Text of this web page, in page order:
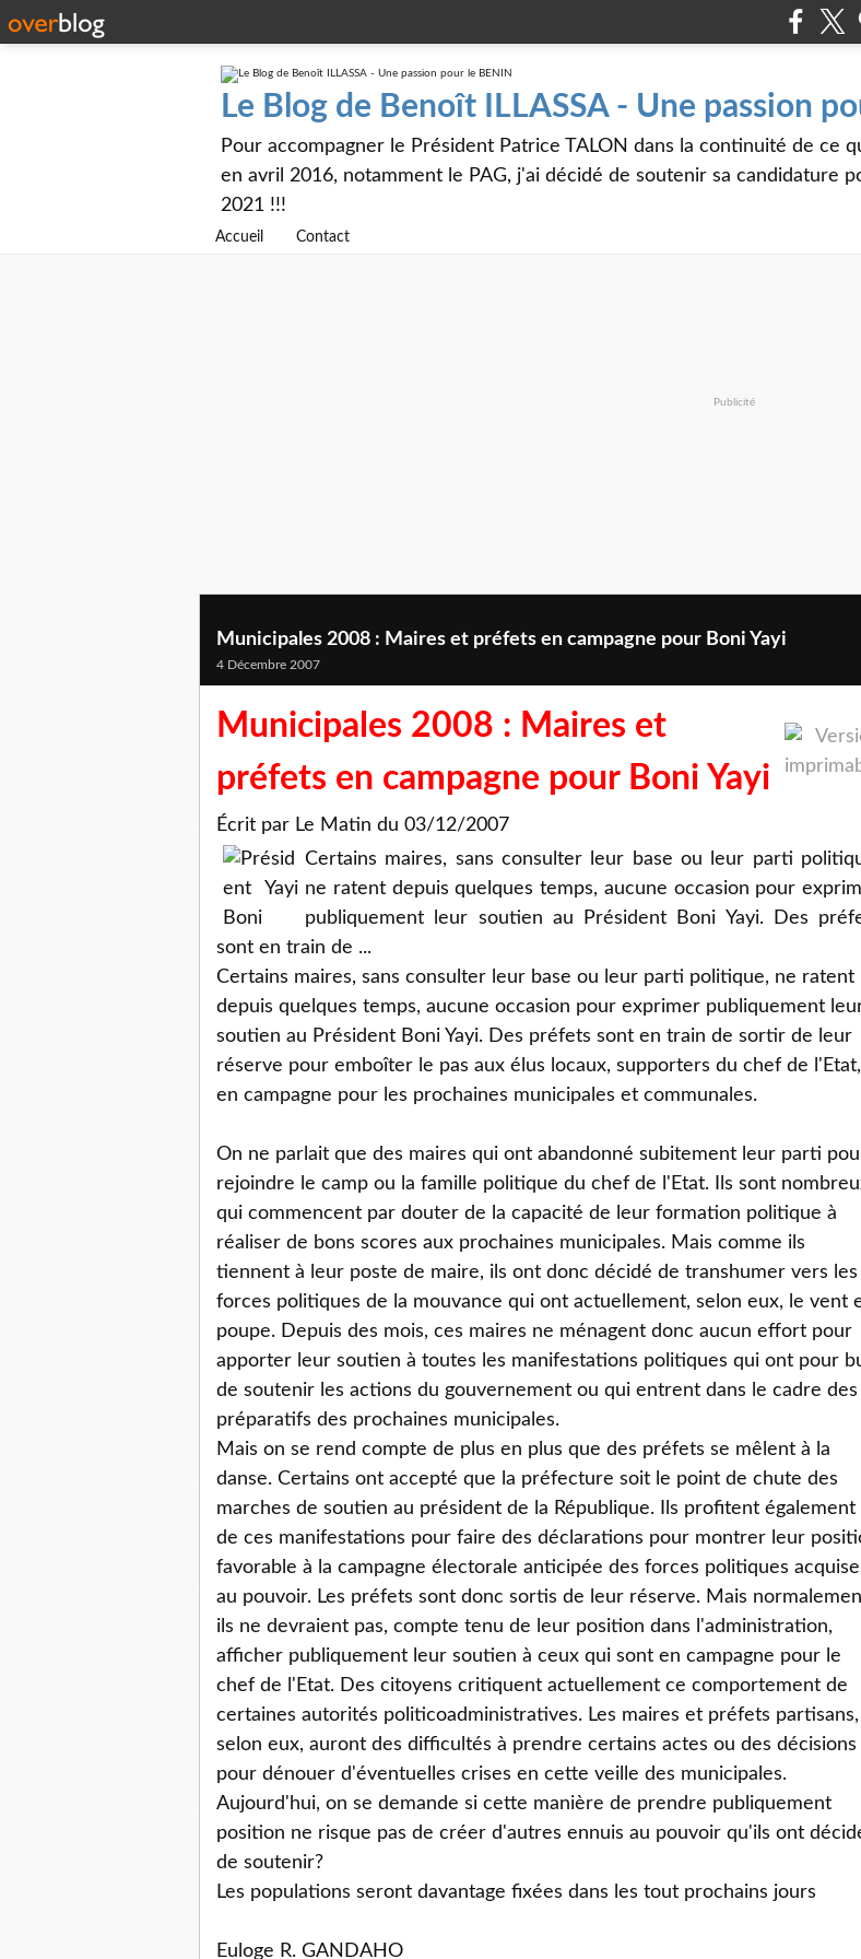
Le Blog de Benoît ILLASSA - Une passion
Pour accompagner le Président Patrice TALON dans la continuité de ce
en avril 2016, notamment le PAG, j'ai décidé de soutenir sa candidature
2021 !!!
Accueil Contact
Publicité
Municipales 2008 : Maires et préfets en campagne pour Boni Yayi
4 Décembre 2007
Municipales 2008 : Maires et
préfets en campagne pour Boni Yayi
Écrit par Le Matin du 03/12/2007
Certains maires, sans consulter leur base ou leur parti
ne ratent depuis quelques temps, aucune occasion pour
publiquement leur soutien au Président Boni Yayi. Des
sont en train de ...
Certains maires, sans consulter leur base ou leur parti politique, ne ratent
depuis quelques temps, aucune occasion pour exprimer publiquement
soutien au Président Boni Yayi. Des préfets sont en train de sortir de leur
réserve pour emboîter le pas aux élus locaux, supporters du chef de l'Etat,
en campagne pour les prochaines municipales et communales.
On ne parlait que des maires qui ont abandonné subitement leur parti
rejoindre le camp ou la famille politique du chef de l'Etat. Ils sont
qui commencent par douter de la capacité de leur formation politique à
réaliser de bons scores aux prochaines municipales. Mais comme ils
tiennent à leur poste de maire, ils ont donc décidé de transhumer vers les
forces politiques de la mouvance qui ont actuellement, selon eux, le vent
poupe. Depuis des mois, ces maires ne ménagent donc aucun effort pour
apporter leur soutien à toutes les manifestations politiques qui ont pour
de soutenir les actions du gouvernement ou qui entrent dans le cadre des
préparatifs des prochaines municipales.
Mais on se rend compte de plus en plus que des préfets se mêlent à la
danse. Certains ont accepté que la préfecture soit le point de chute des
marches de soutien au président de la République. Ils profitent également
de ces manifestations pour faire des déclarations pour montrer leur
favorable à la campagne électorale anticipée des forces politiques
au pouvoir. Les préfets sont donc sortis de leur réserve. Mais
ils ne devraient pas, compte tenu de leur position dans l'administration,
afficher publiquement leur soutien à ceux qui sont en campagne pour le
chef de l'Etat. Des citoyens critiquent actuellement ce comportement de
certaines autorités politico­administratives. Les maires et préfets partisans,
selon eux, auront des difficultés à prendre certains actes ou des décisions
pour dénouer d'éventuelles crises en cette veille des municipales.
Aujourd'hui, on se demande si cette manière de prendre publiquement
position ne risque pas de créer d'autres ennuis au pouvoir qu'ils ont
de soutenir?
Les populations seront davantage fixées dans les tout prochains jours
Euloge R. GANDAHO